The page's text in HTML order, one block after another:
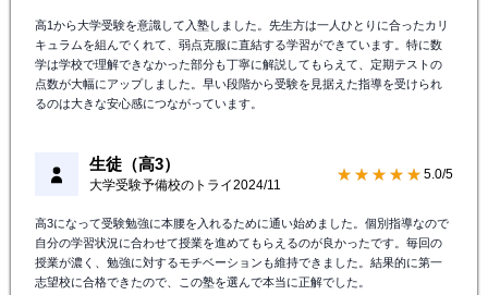
高1から大学受験を意識して入塾しました。先生方は一人ひとりに合ったカリ
キュラムを組んでくれて、弱点克服に直結する学習ができています。特に数
学は学校で理解できなかった部分も丁寧に解説してもらえて、定期テストの
点数が大幅にアップしました。早い段階から受験を見据えた指導を受けられ
るのは大きな安心感につながっています。
生徒（高3）
大学受験予備校のトライ2024/11
★★★★★ 5.0/5
高3になって受験勉強に本腰を入れるために通い始めました。個別指導なので
自分の学習状況に合わせて授業を進めてもらえるのが良かったです。毎回の
授業が濃く、勉強に対するモチベーションも維持できました。結果的に第一
志望校に合格できたので、この塾を選んで本当に正解でした。